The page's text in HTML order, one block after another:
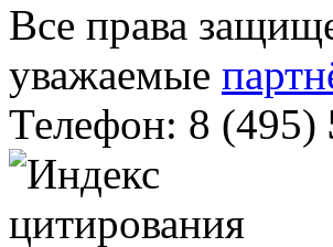
Все права
уважаемые
Телефон: 8 (495)